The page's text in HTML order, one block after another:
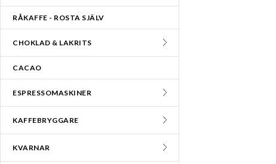
RÅKAFFE - ROSTA SJÄLV
CHOKLAD & LAKRITS
CACAO
ESPRESSOMASKINER
KAFFEBRYGGARE
KVARNAR